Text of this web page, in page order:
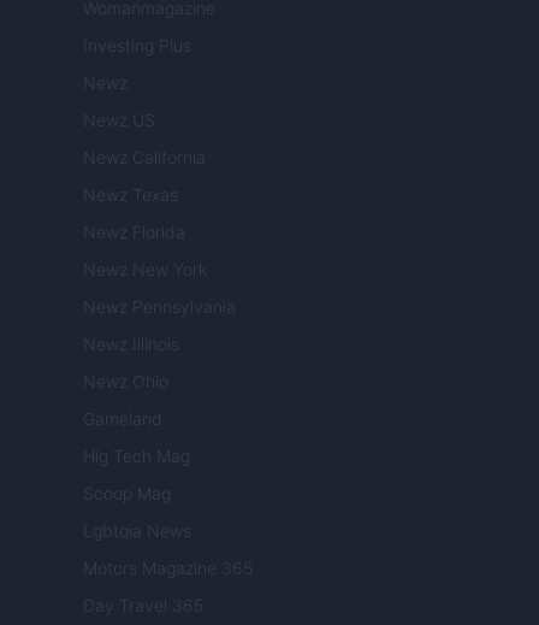
Womanmagazine
Investing Plus
Newz
Newz US
Newz California
Newz Texas
Newz Florida
Newz New York
Newz Pennsylvania
Newz Illinois
Newz Ohio
Gameland
Hig Tech Mag
Scoop Mag
Lgbtqia News
Motors Magazine 365
Day Travel 365